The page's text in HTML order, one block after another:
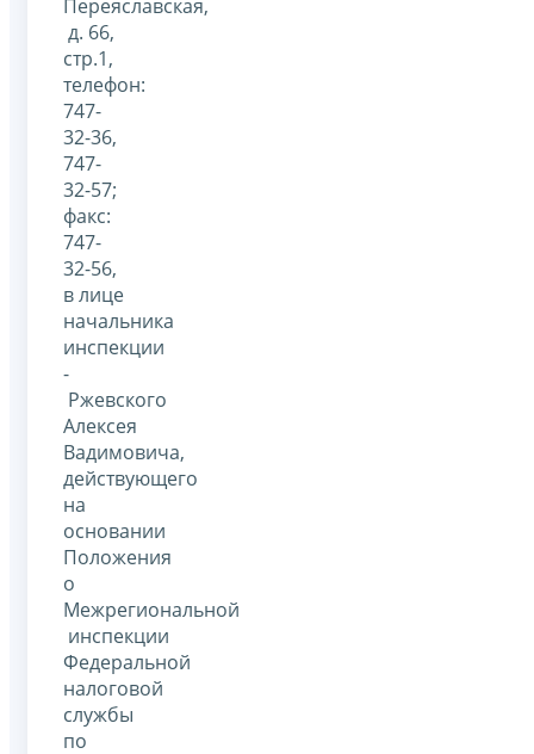
Переяславская,
д. 66,
стр.1,
телефон:
747-
32-36,
747-
32-57;
факс:
747-
32-56,
в лице
начальника
инспекции
-
Ржевского
Алексея
Вадимовича,
действующего
на
основании
Положения
о
Межрегиональной
инспекции
Федеральной
налоговой
службы
по